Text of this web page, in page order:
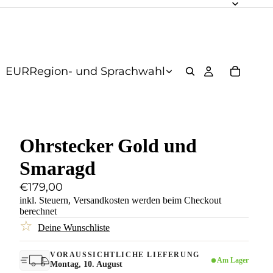
EURRegion- und Sprachwahl
Ohrstecker Gold und
Smaragd
€179,00
inkl. Steuern, Versandkosten werden beim Checkout
berechnet
☆ Deine Wunschliste
VORAUSSICHTLICHE LIEFERUNG
Montag, 10. August Am Lager